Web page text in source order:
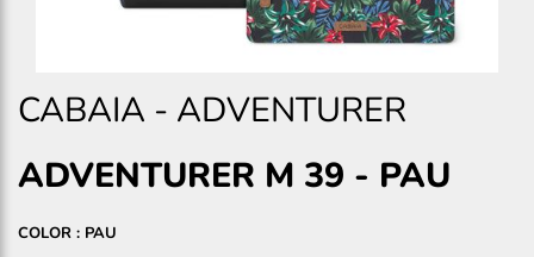
CABAIA - ADVENTURER
ADVENTURER M 39 - PAU
COLOR : PAU